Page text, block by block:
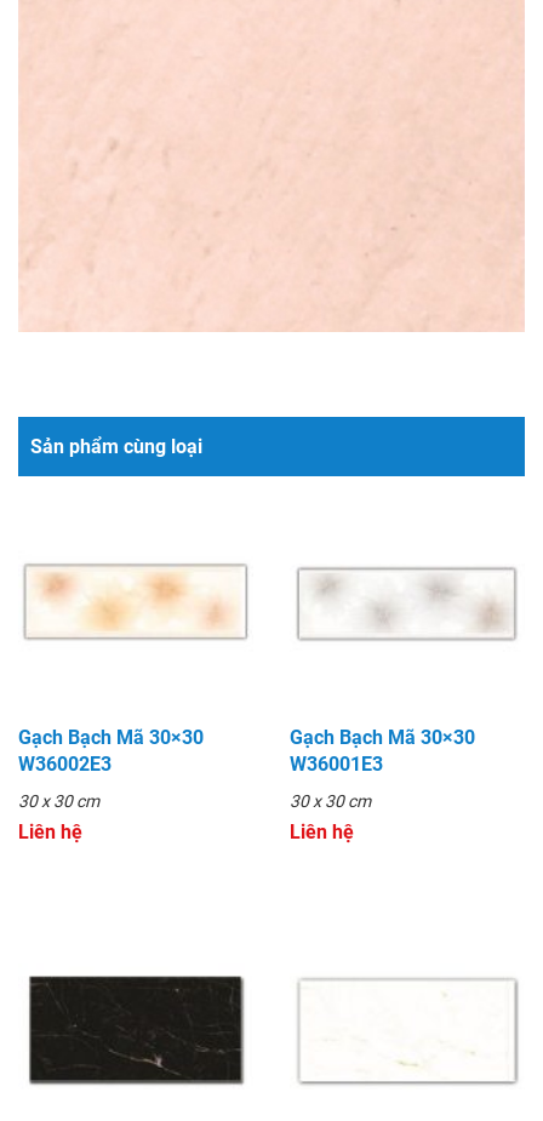
Sản phẩm cùng loại
Gạch Bạch Mã 30×30
W36002E3
30 x 30 cm
Liên hệ
Gạch Bạch Mã 30×30
W36001E3
30 x 30 cm
Liên hệ